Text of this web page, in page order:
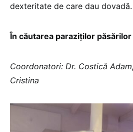
dexteritate de care dau dovadă.
În căutarea paraziților păsărilor
Coordonatori: Dr. Costică
Cristina